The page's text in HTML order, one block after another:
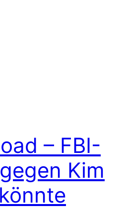
– FBI-
Kim